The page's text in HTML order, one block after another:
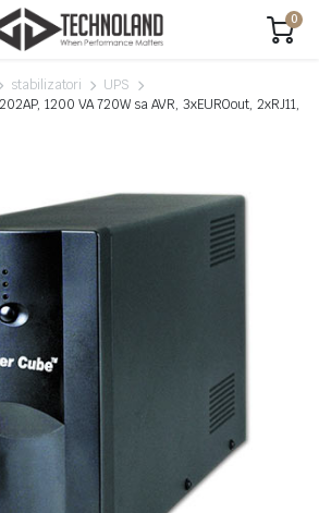
0
stabilizatori
UPS
1200 VA 720W sa AVR, 3xEUROout, 2xRJ11,